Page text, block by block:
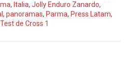
, Italia, Jolly Enduro Zanardo,
, panoramas, Parma, Press Latam,
Test de Cross 1